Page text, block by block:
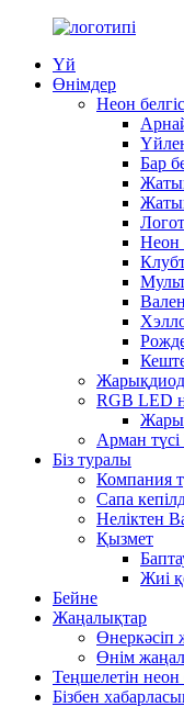
Үй
Өнімдер
Неон
Бар
Неон
RGB LED
Арман
Біз туралы
Компания
Сапа
Неліктен
Қызмет
Жиі
Бейне
Жаңалықтар
Өнеркәсіп
Өнім
Теңшелетін неон
Бізбен